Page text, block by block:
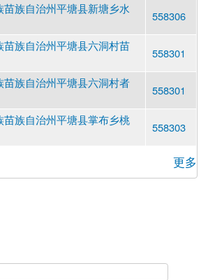
族自治州平塘县新塘乡水
558306
族自治州平塘县六洞村苗
558301
族自治州平塘县六洞村者
558301
族自治州平塘县掌布乡桃
558303
更多